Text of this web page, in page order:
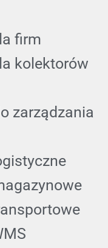
firm
kolektorów
zarządzania